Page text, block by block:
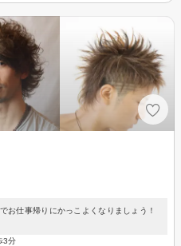
お仕事帰りにかっこよくなりましょう！
3分